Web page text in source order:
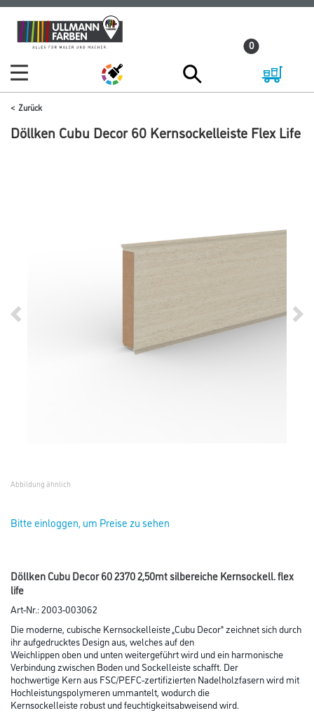
Zum
Inhalt
Zum
Navigationsmenü
0
Zurück
Döllken Cubu Decor 60 Kernsockelleiste Flex Life
Abbildung ähnlich
Bitte einloggen, um Preise zu sehen
Döllken Cubu Decor 60 2370 2,50mt silbereiche Kernsockell. flex
life
Art-Nr.:2003-003062
Die moderne, cubische Kernsockelleiste „Cubu Decor“ zeichnet sich durch
ihr aufgedrucktes Design aus, welches auf den
Weichlippen oben und unten weitergeführt wird und ein harmonische
Verbindung zwischen Boden und Sockelleiste schafft. Der
hochwertige Kern aus FSC/PEFC-zertifizierten Nadelholzfasern wird mit
Hochleistungspolymeren ummantelt, wodurch die
Kernsockelleiste robust und feuchtigkeitsabweisend wird.